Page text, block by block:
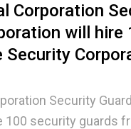
Corporation
will hire
Security
100 security guards